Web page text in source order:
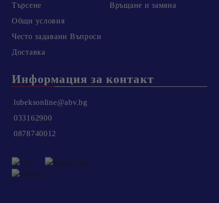
Търсене
Общи условия
Честo задавани Въпроси
Доставка
Връщане и замяна
Информация за контакт
lubeksonline@abv.bg
033162900
0878740012